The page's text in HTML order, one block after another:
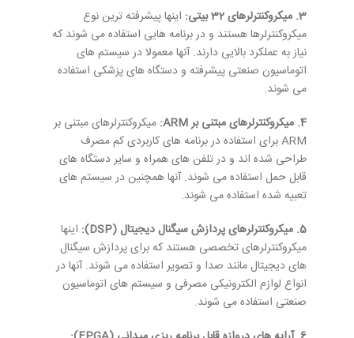
3. میکروکنترلرهای 32 بیتی:
اینها پیشرفته ترین نوع
میکروکنترلرها هستند و در برنامه هایی استفاده می شوند که
نیاز به عملکرد بالایی دارند. آنها معمولا در سیستم های
اتوماسیون صنعتی پیشرفته و دستگاه های پزشکی استفاده
می شوند.
4. میکروکنترلرهای مبتنی بر ARM:
میکروکنترلرهای مبتنی بر
ARM برای استفاده در برنامه های کاربردی کم مصرف
طراحی شده اند و در تلفن های همراه و سایر دستگاه های
قابل حمل استفاده می شوند. آنها همچنین در سیستم های
تعبیه شده استفاده می شوند.
5. میکروکنترلرهای پردازش سیگنال دیجیتال (DSP):
اینها
میکروکنترلرهای تخصصی هستند که برای پردازش سیگنال
های دیجیتال مانند صدا و تصویر استفاده می شوند. آنها در
انواع لوازم الکترونیکی مصرفی و سیستم های اتوماسیون
صنعتی استفاده می شوند.